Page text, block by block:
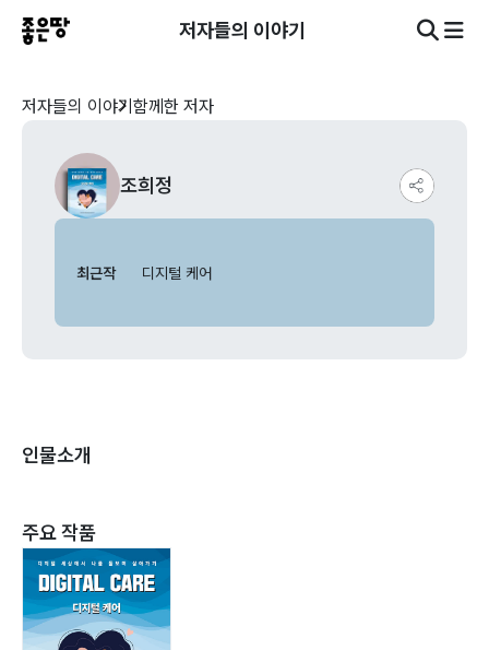
저자들의 이야기
저자들의 이야기 함께한 저자
조희정
최근작 디지털 케어
인물소개
주요 작품